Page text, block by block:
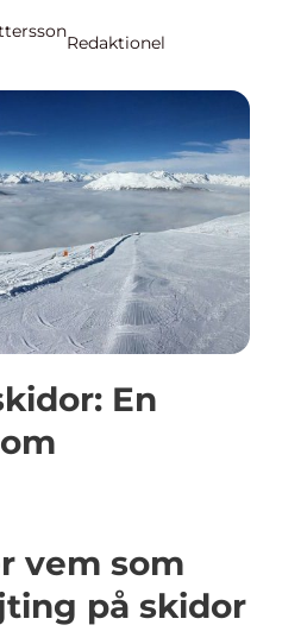
Redaktionel
En
vem som
på skidor